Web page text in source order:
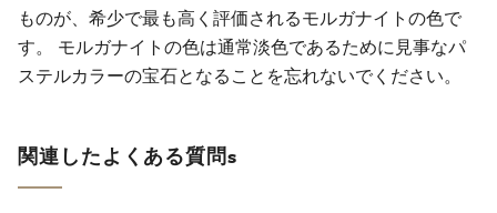
ものが、希少で最も高く評価されるモルガナイトの色で
す。 モルガナイトの色は通常淡色であるために見事なパ
ステルカラーの宝石となることを忘れないでください。
関連したよくある質問s